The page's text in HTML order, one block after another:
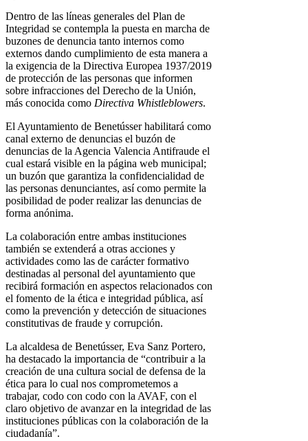
Dentro de las líneas generales del Plan de
Integridad se contempla la puesta en marcha de
buzones de denuncia tanto internos como
externos dando cumplimiento de esta manera a
la exigencia de la Directiva Europea 1937/2019
de protección de las personas que informen
sobre infracciones del Derecho de la Unión,
más conocida como Directiva Whistleblowers.
El Ayuntamiento de Benetússer habilitará como
canal externo de denuncias el buzón de
denuncias de la Agencia Valencia Antifraude el
cual estará visible en la página web municipal;
un buzón que garantiza la confidencialidad de
las personas denunciantes, así como permite la
posibilidad de poder realizar las denuncias de
forma anónima.
La colaboración entre ambas instituciones
también se extenderá a otras acciones y
actividades como las de carácter formativo
destinadas al personal del ayuntamiento que
recibirá formación en aspectos relacionados con
el fomento de la ética e integridad pública, así
como la prevención y detección de situaciones
constitutivas de fraude y corrupción.
La alcaldesa de Benetússer, Eva Sanz Portero,
ha destacado la importancia de “contribuir a la
creación de una cultura social de defensa de la
ética para lo cual nos comprometemos a
trabajar, codo con codo con la AVAF, con el
claro objetivo de avanzar en la integridad de las
instituciones públicas con la colaboración de la
ciudadanía”.